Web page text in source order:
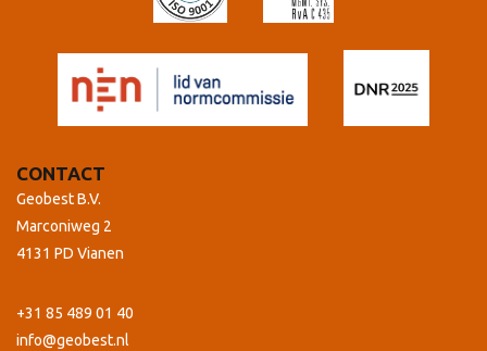
CONTACT
Geobest B.V.
Marconiweg 2
4131 PD Vianen
+31 85 489 01 40
info@geobest.nl